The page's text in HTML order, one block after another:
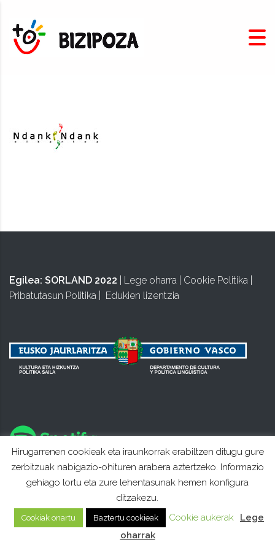
Egilea: SORLAND 2022 Lege oharra Cookie Politika
Pribatutasun Politika
Edukien lizentzia
Hirugarrenen cookieak eta iraunkorrak erabiltzen ditugu gure
zerbitzuak nabigazio-ohituren arabera aztertzeko. Informazio
gehiago lortu eta zure lehentasunak hemen konfigura
ditzakezu.
Cookiak onartu Baztertu cookieak Cookie aukerak
Lege
oharrak